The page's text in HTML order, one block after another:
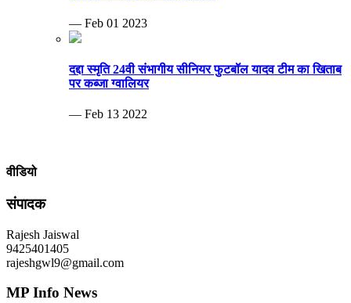
— Feb 01 2023
दद्दा स्मृति 24वी संभागीय सीनियर फुटबॉल यादव टीम का खिताब
पर कब्जा ग्वालियर
— Feb 13 2022
वीडियो
संपादक
Rajesh Jaiswal
9425401405
rajeshgwl9@gmail.com
MP Info News